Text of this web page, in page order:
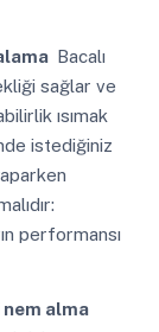
Bacalı
sağlar ve
ısımak
istediğiniz
performansı
alma